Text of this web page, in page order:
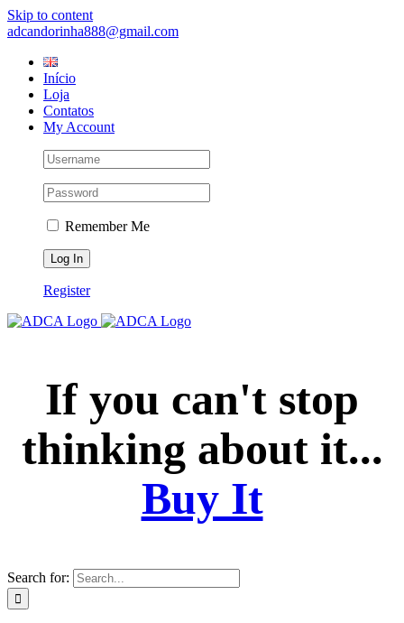
Skip to content
adcandorinha888@gmail.com
Início
Loja
Contatos
My Account
Remember Me
Register
If you can't stop
thinking about it...
Buy It
Search for: